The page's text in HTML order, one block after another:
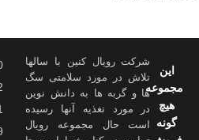
این
مجموعه
هیچ
گونه
شرکت رویال کنین با سالها
تلاش در مورد سلامتی سگ
ها و گربه ها به دانش نوین
در مورد تغذیه آنها رسیده
است حال مجموعه رویال